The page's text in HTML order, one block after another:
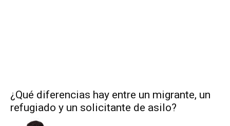
¿Qué diferencias hay entre un migrante, un
refugiado y un solicitante de asilo?